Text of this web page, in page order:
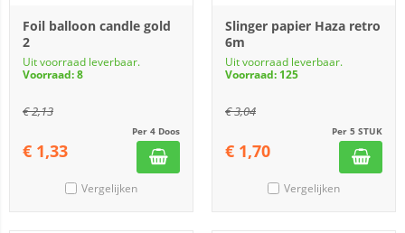
Foil balloon candle gold
2
Uit voorraad leverbaar.
Voorraad: 8
€2,13
Per 4 Doos
€ 1,33
Vergelijken
Slinger papier Haza retro
6m
Uit voorraad leverbaar.
Voorraad: 125
€3,04
Per 5 STUK
€ 1,70
Vergelijken